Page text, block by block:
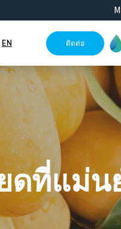
EN ติดต่อ
ดที่แม่น